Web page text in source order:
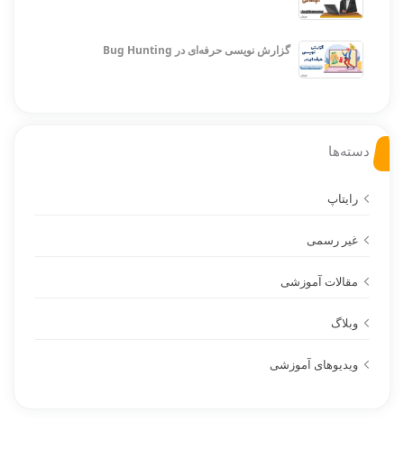
گزارش نویسی حرفه‌ای در Bug Hunting
دسته‌ها
رایتاپ
غیر رسمی
مقالات آموزشی
وبلاگ
ویدیوهای آموزشی